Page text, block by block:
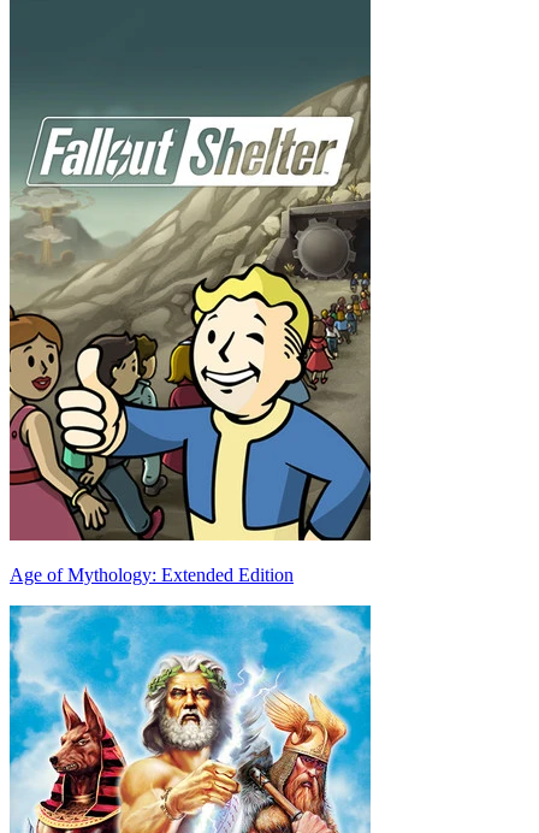
Age of Mythology: Extended Edition